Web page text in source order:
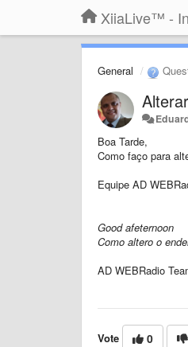
XiiaLive™ -
General
Boa Tarde,
Como faço para
Equipe AD
Good afeternoon
Como altero o
AD WEBRadio
Vote 0